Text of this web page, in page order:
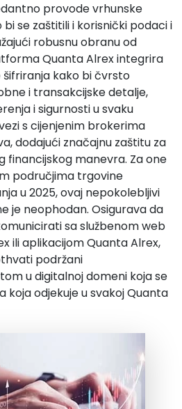
provode vrhunske
se zaštitili i korisnički podaci i
robusnu obranu od
Quanta Alrex integrira
kako bi čvrsto
i transakcijske detalje,
i sigurnosti u svaku
s cijenjenim brokerima
dodajući značajnu zaštitu za
financijskog manevra. Za one
područjima trgovine
u 2025, ovaj nepokolebljivi
je neophodan. Osigurava da
sa službenom web
ili aplikacijom Quanta Alrex,
podržani
u digitalnoj domeni koja se
koja odjekuje u svakoj Quanta